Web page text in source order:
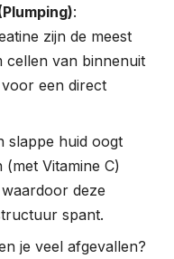
:
zijn de meest
cellen van binnenuit
voor een direct
slappe huid oogt
(met Vitamine C)
deze
spant.
je veel afgevallen?